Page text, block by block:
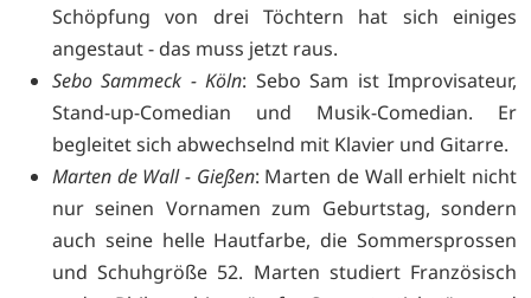
Schöpfung von drei Töchtern hat sich einiges
angestaut - das muss jetzt raus.
Sebo Sammeck - Köln: Sebo Sam ist Improvisateur,
Stand-up-Comedian und Musik-Comedian. Er
begleitet sich abwechselnd mit Klavier und Gitarre.
Marten de Wall - Gießen: Marten de Wall erhielt nicht
nur seinen Vornamen zum Geburtstag, sondern
auch seine helle Hautfarbe, die Sommersprossen
und Schuhgröße 52. Marten studiert Französisch